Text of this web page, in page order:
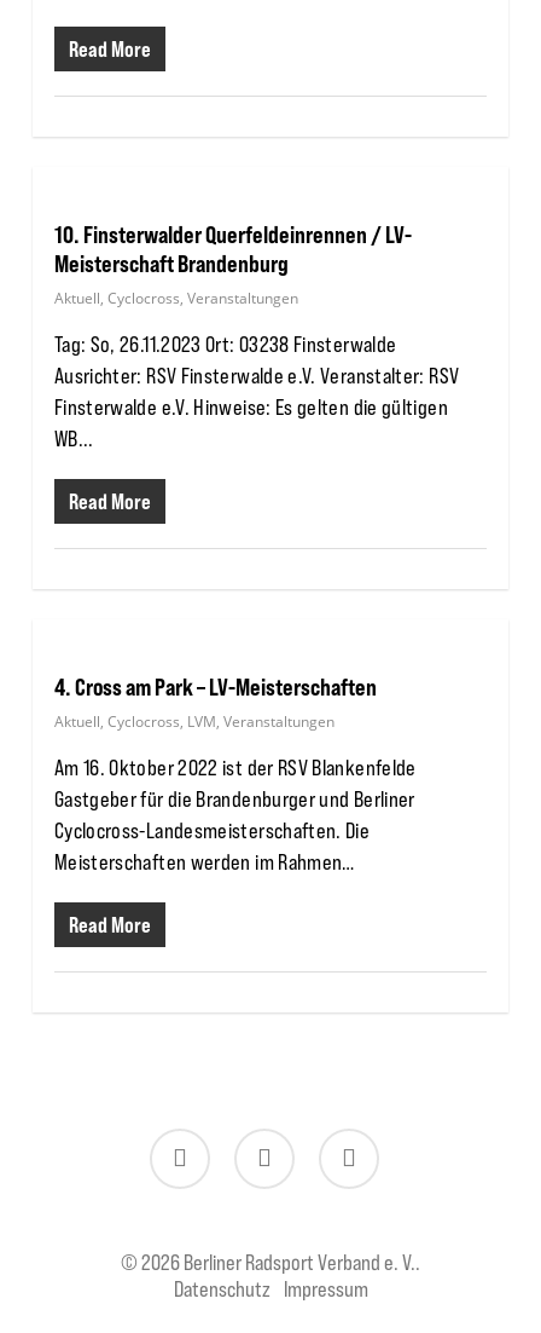
Read More
10. Finsterwalder Querfeldeinrennen / LV-
Meisterschaft Brandenburg
Aktuell, Cyclocross, Veranstaltungen
Tag: So, 26.11.2023 Ort: 03238 Finsterwalde
Ausrichter: RSV Finsterwalde e.V. Veranstalter: RSV
Finsterwalde e.V. Hinweise: Es gelten die gültigen
WB...
Read More
4. Cross am Park – LV-Meisterschaften
Aktuell, Cyclocross, LVM, Veranstaltungen
Am 16. Oktober 2022 ist der RSV Blankenfelde
Gastgeber für die Brandenburger und Berliner
Cyclocross-Landesmeisterschaften. Die
Meisterschaften werden im Rahmen…
Read More
twitter facebook instagram
© 2026 Berliner Radsport Verband e. V..
Datenschutz
Impressum